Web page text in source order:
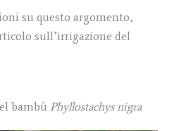
su questo argomento,
sull’irrigazione del
bambù Phyllostachys nigra